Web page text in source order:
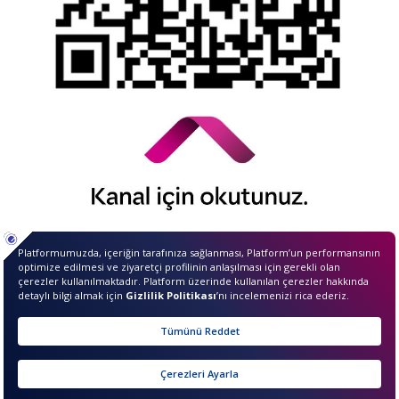
QNBiştirakidir.
Merhaba ben InvestIQ. Size
nasıl yardımcı olabilirim?